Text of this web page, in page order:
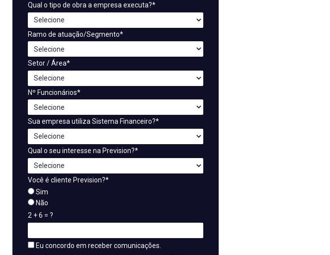
Qual o tipo de obra a empresa executa?*
Ramo de atuação/Segmento*
Setor / Área*
Nº Funcionários*
Sua empresa utiliza Sistema Financeiro?*
Qual o seu interesse na Prevision?*
Você é cliente Prevision?*
Sim
Não
2 + 6 = ?
Eu concordo em receber comunicações.